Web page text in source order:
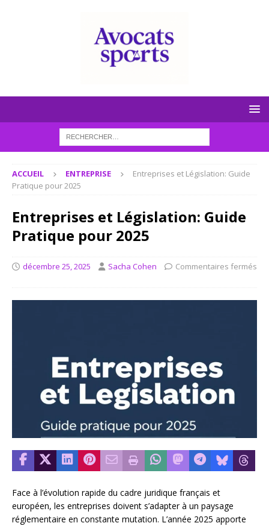
ACCUEIL ENTREPRISE
Entreprises et Législation: Guide
Pratique pour 2025
Entreprises et Législation: Guide
Pratique pour 2025
décembre 25, 2025 Sacha Cohen Commentaires fermés
Face à l’évolution rapide du cadre juridique français et
européen, les entreprises doivent s’adapter à un paysage
réglementaire en constante mutation. L’année 2025 apporte